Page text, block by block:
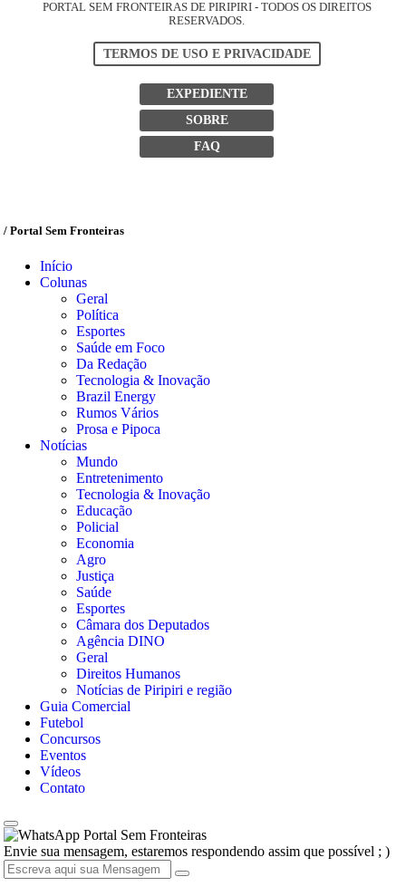
PORTAL SEM FRONTEIRAS DE PIRIPIRI - TODOS OS DIREITOS
RESERVADOS.
TERMOS DE USO E PRIVACIDADE
EXPEDIENTE
SOBRE
FAQ
/ Portal Sem Fronteiras
Início
Colunas
Geral
Política
Esportes
Saúde em Foco
Da Redação
Tecnologia & Inovação
Brazil Energy
Rumos Vários
Prosa e Pipoca
Notícias
Mundo
Entretenimento
Tecnologia & Inovação
Educação
Policial
Economia
Agro
Justiça
Saúde
Esportes
Câmara dos Deputados
Agência DINO
Geral
Direitos Humanos
Notícias de Piripiri e região
Guia Comercial
Futebol
Concursos
Eventos
Vídeos
Contato
Portal Sem Fronteiras
Envie sua mensagem, estaremos respondendo assim que possível ; )